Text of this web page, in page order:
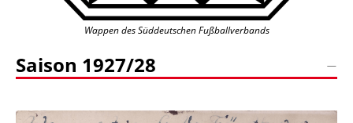
Wappen des Süddeutschen Fußballverbands
Saison 1927/28